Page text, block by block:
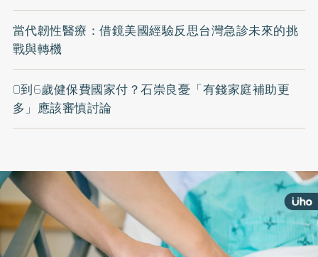
當代韌性醫療：借鏡美國經驗反思台灣急診未來的挑
戰與轉機
0到6歲健保費國家付？石崇良憂「有錢家庭補助更
多」應該審慎討論